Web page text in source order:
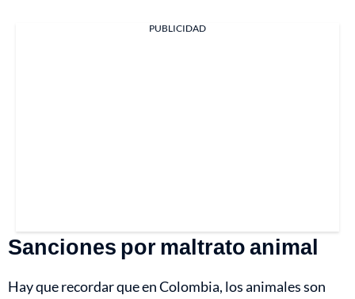
PUBLICIDAD
Sanciones por maltrato animal
Hay que recordar que en Colombia, los animales son